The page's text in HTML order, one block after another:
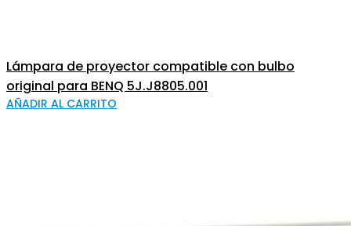
Lámpara de proyector compatible con bulbo
original para BENQ 5J.J8805.001
AÑADIR AL CARRITO